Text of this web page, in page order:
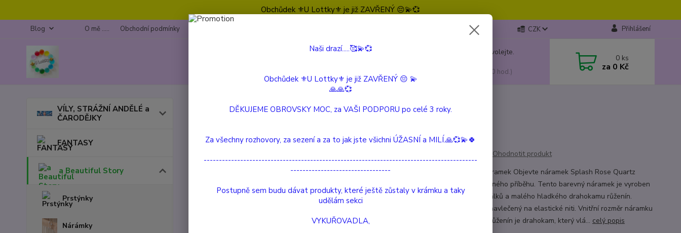
Obchůdek ⚜️U Lottky⚜️ je již ZAVŘENÝ 😔💫💞
Blog O mě ..... Obchodní podmínky CZK Přihlášení
Nevíte si rady? Zavolejte.
(Po-Pá, 10:00-15:00 hod.)
0 ks
za 0 Kč
VÍLY, STRÁŽNÍ ANDĚLÉ a
ČARODĚJKY
FANTASY
a Beautiful Story
Prstýnky
Nárámky
a Beautiful Story
Ohodnotit produkt
Splash Růženín náramek Objevte náramek Splash Rose Quartz
stříbrné barvy krásného příběhu. Tento barevný náramek je vyroben
ze skleněných korálků a malého hladkého drahokamu růženín.
Náramek je ručně navlečený na elastické niti. Vnitřní rozměr náramku
je 16 centimetrů. Růženín je drahokam, který vlá... celý popis
Naši drazí.....🥰💫💞
Obchůdek ⚜️U Lottky⚜️ je již ZAVŘENÝ 😔 💫
🙏🙏💞
DĚKUJEME OBROVSKY MOC, za VAŠI PODPORU po celé 3 roky.
Za všechny rozhovory, za sezení a za to jak jste všichni ÚŽASNÍ a MILÍ.🙏💞💫🍀
------------------------------------------------------------------------------------------
---------------------------------
Postupně sem budu dávat produkty, které ještě zůstaly v krámku a taky
udělám sekci
VYKUŘOVADLA,